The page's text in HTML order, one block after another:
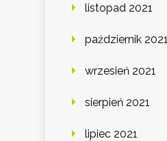
listopad 2021
październik 2021
wrzesień 2021
sierpień 2021
lipiec 2021